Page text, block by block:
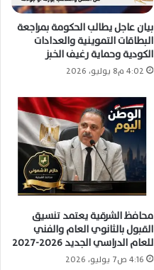
بيان عاجل يطالب الحكومة بمراجعة
البطاقات التموينية والعدادات
الكودية وحماية رغيف الخبز
4:02 م8 يوليو، 2026
محافظ الشرقية يعتمد تنسيق
القبول بالثانوي العام والفني
للعام الدراسي الجديد 2026-2027
4:16 ص7 يوليو، 2026